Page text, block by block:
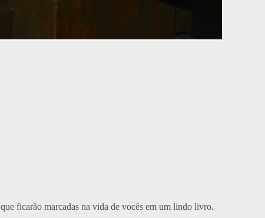
ficarão marcadas na vida de vocês em um lindo livro.